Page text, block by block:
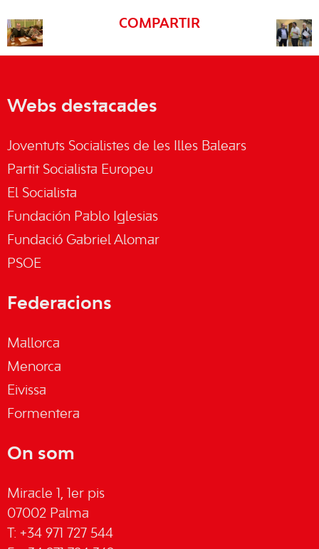
COMPARTIR
Webs destacades
Joventuts Socialistes de les Illes Balears
Partit Socialista Europeu
El Socialista
Fundación Pablo Iglesias
Fundació Gabriel Alomar
PSOE
Federacions
Mallorca
Menorca
Eivissa
Formentera
On som
Miracle 1, 1er pis
07002 Palma
T: +34 971 727 544